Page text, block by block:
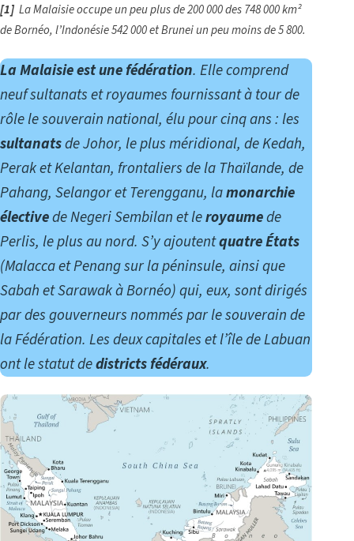
[1] La Malaisie occupe un peu plus de 200 000 des 748 000 km²
de Bornéo, l’Indonésie 542 000 et Brunei un peu moins de 5 800.
La Malaisie est une fédération. Elle comprend
neuf sultanats et royaumes fournissant à tour de
rôle le souverain national, élu pour cinq ans: les
sultanatsde Johor, le plus méridional, de Kedah,
Perak et Kelantan, frontaliers de la Thaïlande, de
Pahang, Selangor et Terengganu, lamonarchie
électivede Negeri Sembilan et leroyaumede
Perlis, le plus au nord. S’y ajoutentquatre États
(Malacca et Penang sur la péninsule, ainsi que
Sabah et Sarawak à Bornéo) qui, eux, sont dirigés
par des gouverneurs nommés par le souverain de
la Fédération. Les deux capitales et l’île de Labuan
ont le statut dedistricts fédéraux.